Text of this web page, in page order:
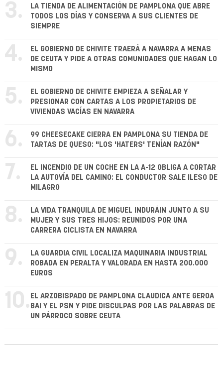
3.
LA TIENDA DE ALIMENTACIÓN DE PAMPLONA QUE ABRE
TODOS LOS DÍAS Y CONSERVA A SUS CLIENTES DE
SIEMPRE
4.
EL GOBIERNO DE CHIVITE TRAERÁ A NAVARRA A MENAS
DE CEUTA Y PIDE A OTRAS COMUNIDADES QUE HAGAN LO
MISMO
5.
EL GOBIERNO DE CHIVITE EMPIEZA A SEÑALAR Y
PRESIONAR CON CARTAS A LOS PROPIETARIOS DE
VIVIENDAS VACÍAS EN NAVARRA
6.
99 CHEESECAKE CIERRA EN PAMPLONA SU TIENDA DE
TARTAS DE QUESO: "LOS 'HATERS' TENÍAN RAZÓN"
7.
EL INCENDIO DE UN COCHE EN LA A-12 OBLIGA A CORTAR
LA AUTOVÍA DEL CAMINO: EL CONDUCTOR SALE ILESO DE
MILAGRO
8.
LA VIDA TRANQUILA DE MIGUEL INDURÁIN JUNTO A SU
MUJER Y SUS TRES HIJOS: REUNIDOS POR UNA
CARRERA CICLISTA EN NAVARRA
9.
LA GUARDIA CIVIL LOCALIZA MAQUINARIA INDUSTRIAL
ROBADA EN PERALTA Y VALORADA EN HASTA 200.000
EUROS
10. EL ARZOBISPADO DE PAMPLONA CLAUDICA ANTE GEROA
BAI Y EL PSN Y PIDE DISCULPAS POR LAS PALABRAS DE
UN PÁRROCO SOBRE CEUTA